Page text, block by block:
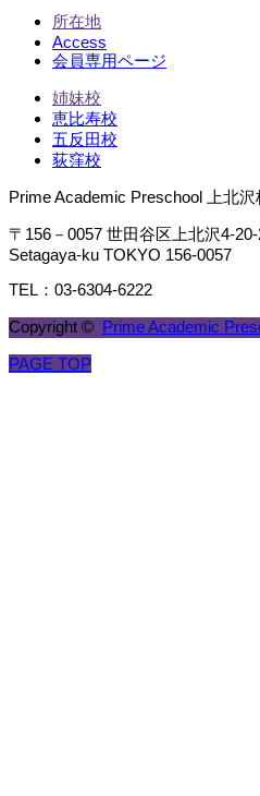
所在地
Access
会員専用ページ
姉妹校
恵比寿校
五反田校
荻窪校
Prime Academic Preschool 上北沢
〒156－0057 世田谷区上北沢4-
Setagaya-ku TOKYO 156-0057
TEL：03-6304-6222
Copyright © Prime Academic
PAGE TOP